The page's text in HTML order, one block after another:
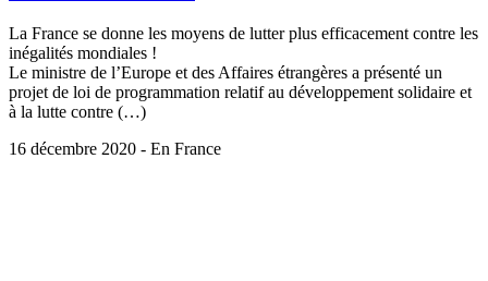
La France se donne les moyens de lutter plus efficacement contre les
inégalités mondiales !
Le ministre de l’Europe et des Affaires étrangères a présenté un
projet de loi de programmation relatif au développement solidaire et
à la lutte contre (…)
16 décembre 2020 - En France